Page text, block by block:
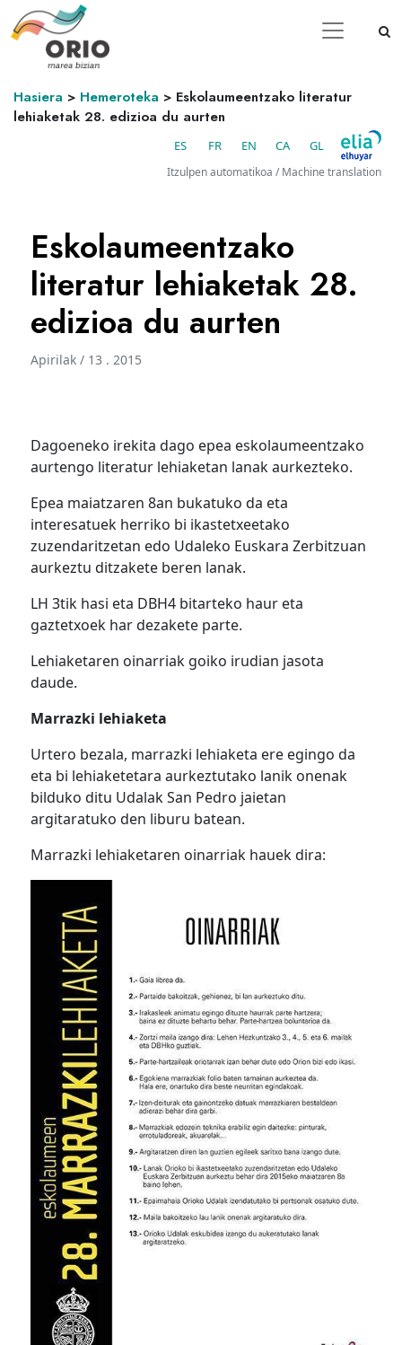
Hasiera > Hemeroteka > Eskolaumeentzako literatur
lehiaketak 28. edizioa du aurten
ES FR EN CA GL
Itzulpen automatikoa / Machine translation
Eskolaumeentzako
literatur lehiaketak 28.
edizioa du aurten
Apirilak / 13 . 2015
Dagoeneko irekita dago epea eskolaumeentzako
aurtengo literatur lehiaketan lanak aurkezteko.
Epea maiatzaren 8an bukatuko da eta
interesatuek herriko bi ikastetxeetako
zuzendaritzetan edo Udaleko Euskara Zerbitzuan
aurkeztu ditzakete beren lanak.
LH 3tik hasi eta DBH4 bitarteko haur eta
gaztetxoek har dezakete parte.
Lehiaketaren oinarriak goiko irudian jasota
daude.
Marrazki lehiaketa
Urtero bezala, marrazki lehiaketa ere egingo da
eta bi lehiaketetara aurkeztutako lanik onenak
bilduko ditu Udalak San Pedro jaietan
argitaratuko den liburu batean.
Marrazki lehiaketaren oinarriak hauek dira: